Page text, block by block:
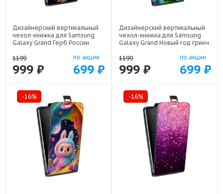
Дизайнерский вертикальный
чехол-книжка для Samsung
Galaxy Grand Герб России
1199
999 ₽
по акции
699 ₽
Дизайнерский вертикальный
чехол-книжка для Samsung
Galaxy Grand Новый год гринч
1199
999 ₽
по акции
699 ₽
-16% -16%